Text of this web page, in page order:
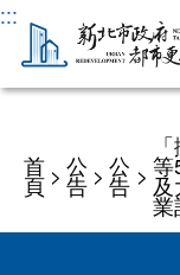
:::
首
頁 > 公
告 > 公
告 > 等
業